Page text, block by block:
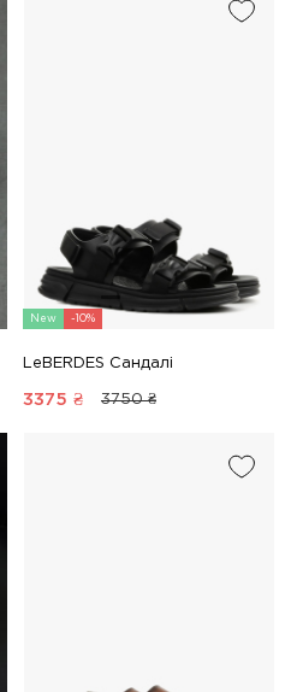
New -10%
LeBERDES Сандалі
3375 ₴ 3750 ₴